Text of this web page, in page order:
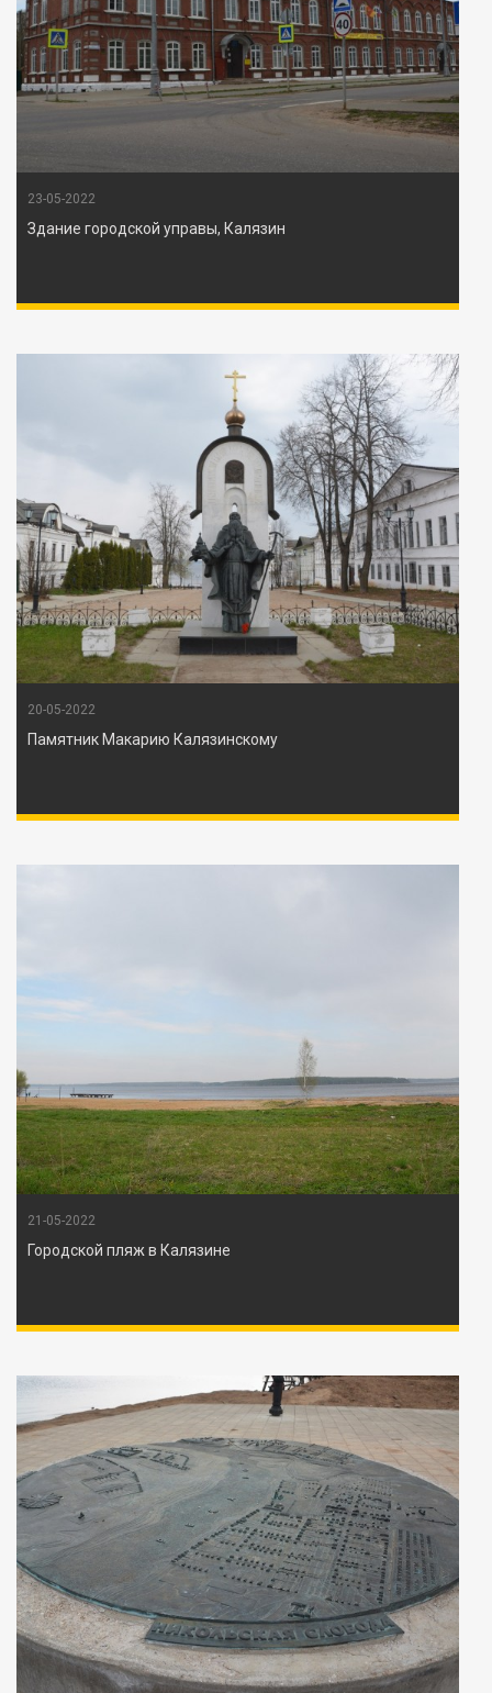
23-05-2022
Здание городской управы, Калязин
20-05-2022
Памятник Макарию Калязинскому
21-05-2022
Городской пляж в Калязине